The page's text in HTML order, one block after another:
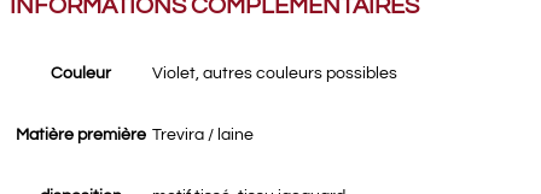
INFORMATIONS COMPLÉMENTAIRES
Couleur Violet, autres couleurs possibles
Matière première Trevira / laine